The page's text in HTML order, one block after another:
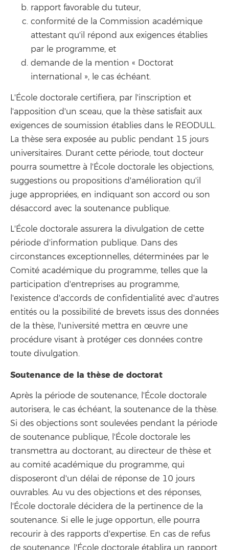
rapport favorable du tuteur,
conformité de la Commission académique
attestant qu'il répond aux exigences établies
par le programme, et
demande de la mention « Doctorat
international », le cas échéant.
L'École doctorale certifiera, par l'inscription et
l'apposition d'un sceau, que la thèse satisfait aux
exigences de soumission établies dans le REODULL.
La thèse sera exposée au public pendant 15 jours
universitaires. Durant cette période, tout docteur
pourra soumettre à l'École doctorale les objections,
suggestions ou propositions d'amélioration qu'il
juge appropriées, en indiquant son accord ou son
désaccord avec la soutenance publique.
L'École doctorale assurera la divulgation de cette
période d'information publique. Dans des
circonstances exceptionnelles, déterminées par le
Comité académique du programme, telles que la
participation d'entreprises au programme,
l'existence d'accords de confidentialité avec d'autres
entités ou la possibilité de brevets issus des données
de la thèse, l'université mettra en œuvre une
procédure visant à protéger ces données contre
toute divulgation.
Soutenance de la thèse de doctorat
Après la période de soutenance, l'École doctorale
autorisera, le cas échéant, la soutenance de la thèse.
Si des objections sont soulevées pendant la période
de soutenance publique, l'École doctorale les
transmettra au doctorant, au directeur de thèse et
au comité académique du programme, qui
disposeront d'un délai de réponse de 10 jours
ouvrables. Au vu des objections et des réponses,
l'École doctorale décidera de la pertinence de la
soutenance. Si elle le juge opportun, elle pourra
recourir à des rapports d'expertise. En cas de refus
de soutenance, l'École doctorale établira un rapport